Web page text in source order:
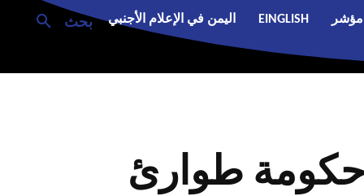
بحث مؤشر EINGLISH اليمن في الإعلام الأجنبي
طوارئ